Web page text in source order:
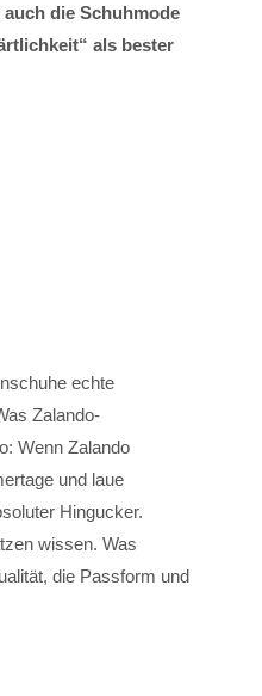
die Schuhmode
als bester
echte
Zalando-
Wenn Zalando
und laue
Hingucker.
wissen. Was
die Passform und